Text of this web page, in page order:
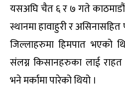
यसअघि चैत ६ र ७ गते
स्थानमा हावाहुरी र असिनासहित
जिल्लाहरुमा हिमपात भएको
संलग्न किसानहरुका लाई
भने मर्कामा पारेको थियो ।